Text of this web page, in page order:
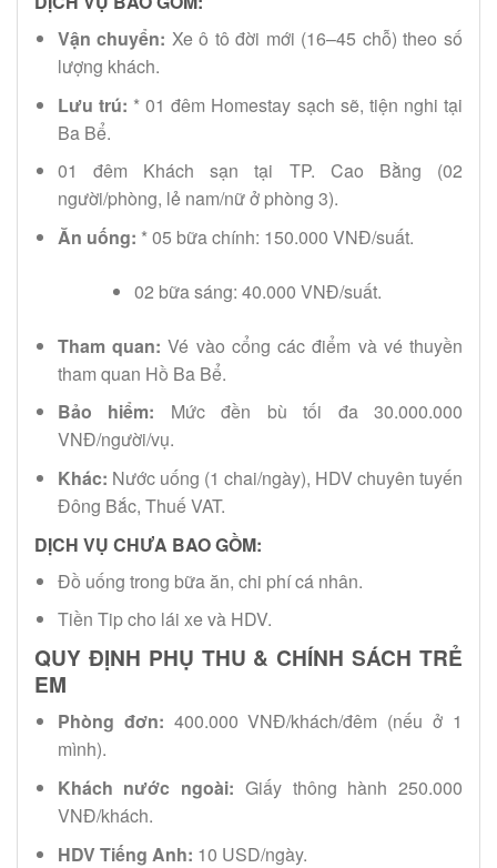
Vận chuyển: Xe ô tô đời mới (16–45 chỗ) theo số
lượng khách.
Lưu trú: * 01 đêm Homestay sạch sẽ, tiện nghi tại
Ba Bể.
01 đêm Khách sạn tại TP. Cao Bằng (02
người/phòng, lẻ nam/nữ ở phòng 3).
Ăn uống: * 05 bữa chính: 150.000 VNĐ/suất.
02 bữa sáng: 40.000 VNĐ/suất.
Tham quan: Vé vào cổng các điểm và vé thuyền
tham quan Hồ Ba Bể.
Bảo hiểm: Mức đền bù tối đa 30.000.000
VNĐ/người/vụ.
Khác: Nước uống (1 chai/ngày), HDV chuyên tuyến
Đông Bắc, Thuế VAT.
DỊCH VỤ CHƯA BAO GỒM:
Đồ uống trong bữa ăn, chi phí cá nhân.
Tiền Tip cho lái xe và HDV.
QUY ĐỊNH PHỤ THU & CHÍNH SÁCH TRẺ
EM
Phòng đơn: 400.000 VNĐ/khách/đêm (nếu ở 1
mình).
Khách nước ngoài: Giấy thông hành 250.000
VNĐ/khách.
HDV Tiếng Anh: 10 USD/ngày.